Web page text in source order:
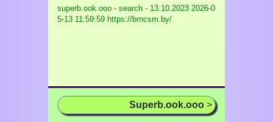
superb.ook.ooo - search - 13.10.2023 2026-0
5-13 11:59:59 https://brncsm.by/
Superb.ook.ooo >